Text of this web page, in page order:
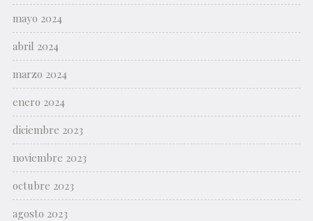
mayo 2024
abril 2024
marzo 2024
enero 2024
diciembre 2023
noviembre 2023
octubre 2023
agosto 2023